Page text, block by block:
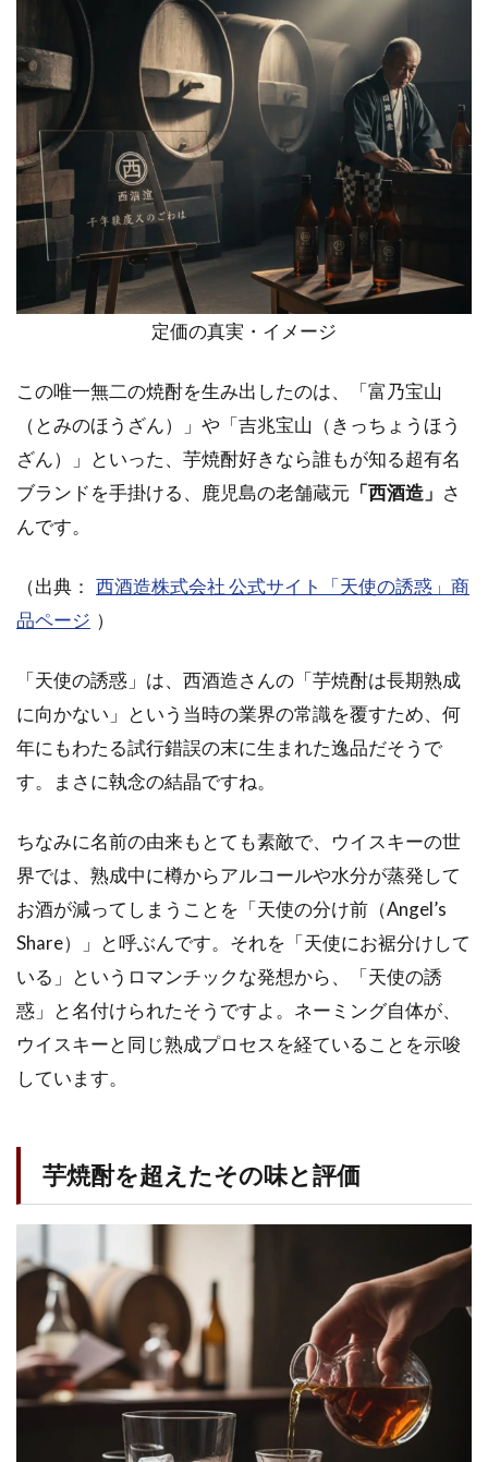
定価の真実・イメージ
この唯一無二の焼酎を生み出したのは、「富乃宝山
（とみのほうざん）」や「吉兆宝山（きっちょうほう
ざん）」といった、芋焼酎好きなら誰もが知る超有名
ブランドを手掛ける、鹿児島の老舗蔵元 「西酒造」 さ
んです。
（出典： 西酒造株式会社 公式サイト「天使の誘惑」商
品ページ ）
「天使の誘惑」は、西酒造さんの「芋焼酎は長期熟成
に向かない」という当時の業界の常識を覆すため、何
年にもわたる試行錯誤の末に生まれた逸品だそうで
す。まさに執念の結晶ですね。
ちなみに名前の由来もとても素敵で、ウイスキーの世
界では、熟成中に樽からアルコールや水分が蒸発して
お酒が減ってしまうことを「天使の分け前（Angel’s
Share）」と呼ぶんです。それを「天使にお裾分けして
いる」というロマンチックな発想から、「天使の誘
惑」と名付けられたそうですよ。ネーミング自体が、
ウイスキーと同じ熟成プロセスを経ていることを示唆
しています。
芋焼酎を超えたその味と評価